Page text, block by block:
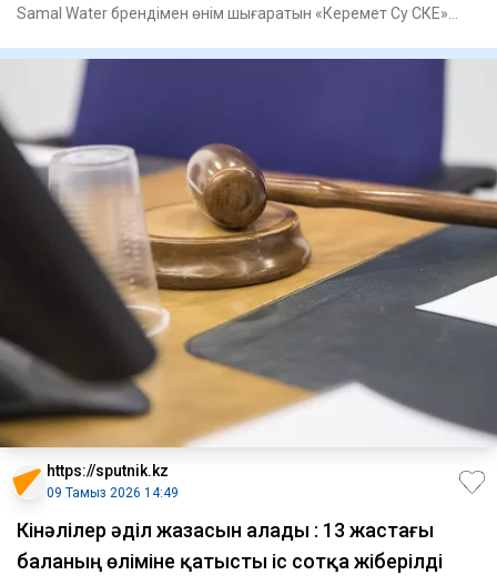
Samal Water брендімен өнім шығаратын «Керемет Су СКЕ»
https://sputnik.kz
09 Тамыз 2026 14:49
Кінәлілер әділ жазасын алады : 13 жастағы
баланың өліміне қатысты іс сотқа жіберілді